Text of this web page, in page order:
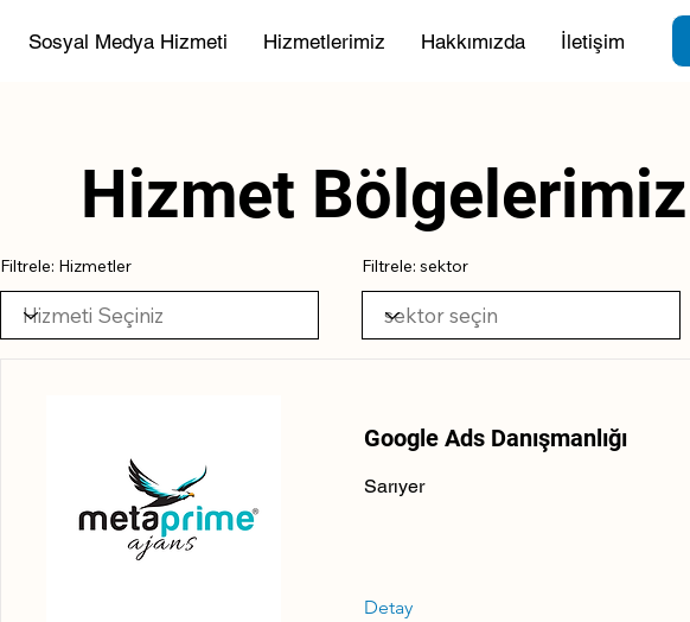
Sosyal Medya Hizmeti Hizmetlerimiz Hakkımızda İletişim
Hizmet
Filtrele: Hizmetler Filtrele: sektor
Google Ads Danışmanlığı
Sarıyer
Detay